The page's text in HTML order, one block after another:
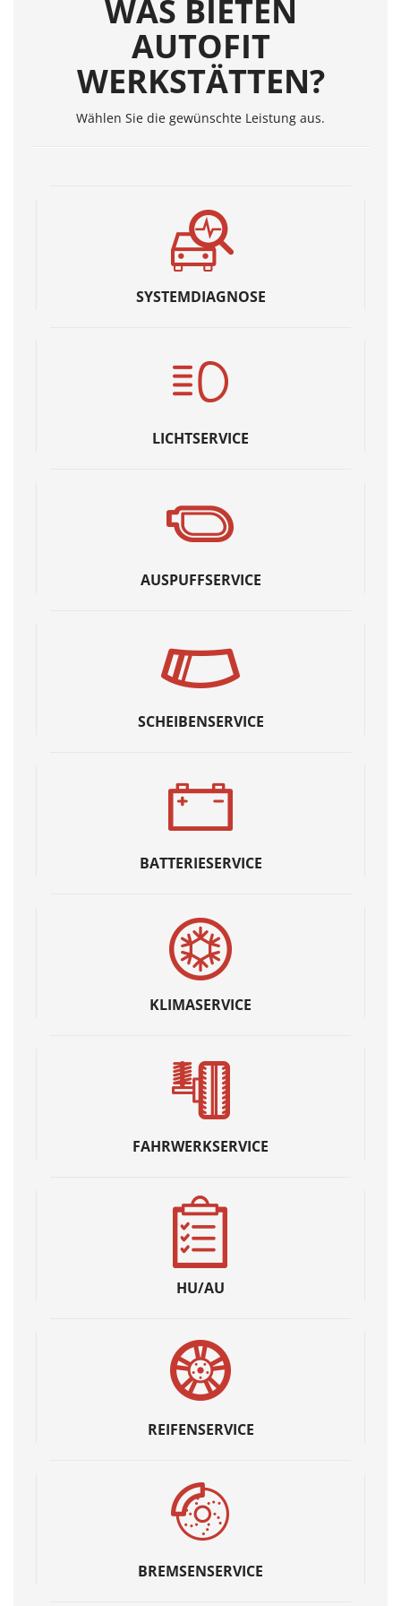
WAS BIETEN
AUTOFIT
WERKSTÄTTEN?
Wählen Sie die gewünschte Leistung aus.
SYSTEMDIAGNOSE
LICHTSERVICE
AUSPUFFSERVICE
SCHEIBENSERVICE
BATTERIESERVICE
KLIMASERVICE
FAHRWERKSERVICE
HU/AU
REIFENSERVICE
BREMSENSERVICE